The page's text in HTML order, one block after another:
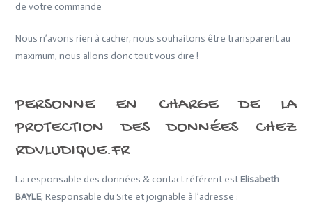
de votre commande
Nous n’avons rien à cacher, nous souhaitons être transparent au
maximum, nous allons donc tout vous dire !
PERSONNE EN CHARGE DE LA
PROTECTION DES DONNÉES CHEZ
RDVLUDIQUE.FR
La responsable des données & contact référent estElisabeth
BAYLE, Responsable du Site et joignable à l’adresse :